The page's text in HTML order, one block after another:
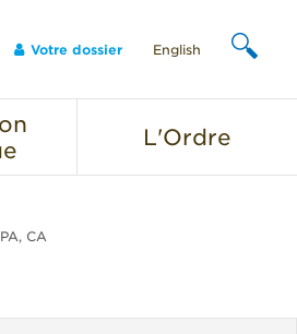
Votre dossier English
L'Ordre
CA